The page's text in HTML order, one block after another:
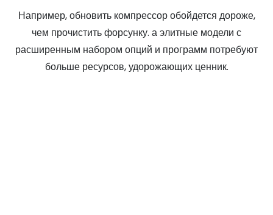
Например, обновить компрессор обойдется дороже,
чем прочистить форсунку. а элитные модели с
расширенным набором опций и программ потребуют
больше ресурсов, удорожающих ценник.